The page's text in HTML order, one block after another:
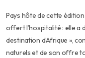
Pays hôte de cette édition
offert l’hospitalité : elle a
destination d’Afrique »,
naturels et de son offre